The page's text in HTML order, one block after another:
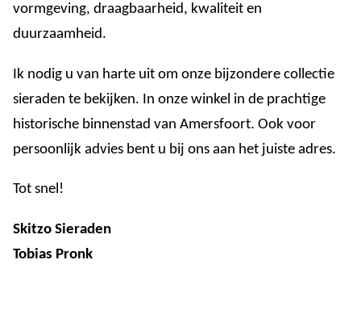
vormgeving, draagbaarheid, kwaliteit en
duurzaamheid.
Ik nodig u van harte uit om onze bijzondere collectie
sieraden te bekijken. In onze winkel in de prachtige
historische binnenstad van Amersfoort. Ook voor
persoonlijk advies bent u bij ons aan het juiste adres.
Tot snel!
Skitzo Sieraden
Tobias Pronk